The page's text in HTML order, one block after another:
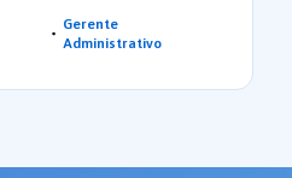
Gerente
Administrativo